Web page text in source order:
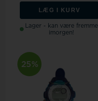
LÆG I KURV
Lager - kan være fremme
imorgen!
25%